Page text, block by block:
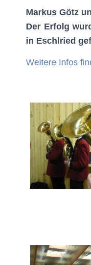
Markus Götz
Der Erfolg
in Eschlried
Weitere Infos